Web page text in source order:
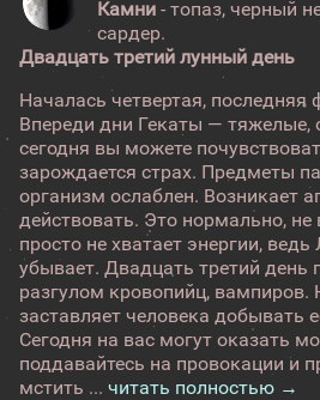
Камни - топаз, черный
сардер.
Двадцать третий лунный день
Началась четвертая, последняя
Впереди дни Гекаты — тяжелые,
сегодня вы можете
зарождается страх. Предметы
организм ослаблен. Возникает
действовать. Это нормально, не
просто не хватает энергии, ведь
убывает. Двадцать третий день
разгулом кровопийц, вампиров.
заставляет человека добывать
Сегодня на вас могут оказать
поддавайтесь на провокации и
мстить ... читать полностью →